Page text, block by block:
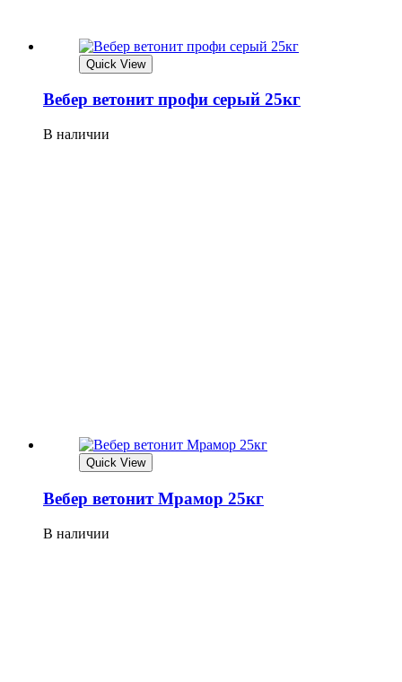
Quick View
Вебер ветонит профи серый 25кг
В наличии
Quick View
Вебер ветонит Мрамор 25кг
В наличии